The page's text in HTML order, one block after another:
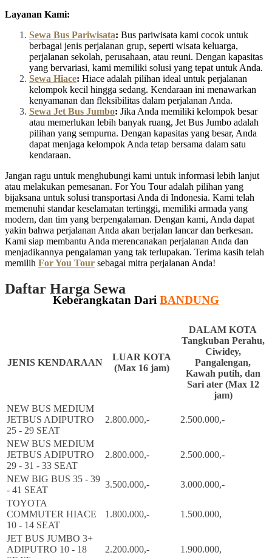
Layanan Kami:
Sewa Bus Pariwisata: Bus pariwisata kami cocok untuk
berbagai jenis perjalanan grup, seperti wisata keluarga,
perjalanan sekolah, perusahaan, atau reuni. Dengan kapasitas
yang bervariasi, kami memiliki solusi yang tepat untuk Anda.
Sewa Hiace: Hiace adalah pilihan ideal untuk perjalanan
kelompok kecil hingga sedang. Kendaraan ini menawarkan
kenyamanan dan fleksibilitas dalam perjalanan Anda.
Sewa Jet Bus Jumbo: Jika Anda memiliki kelompok besar
atau memerlukan lebih banyak ruang, Jet Bus Jumbo adalah
pilihan yang sempurna. Dengan kapasitas yang besar, Anda
dapat menjaga kelompok Anda tetap bersama dalam satu
kendaraan.
Jangan ragu untuk menghubungi kami untuk informasi lebih lanjut
atau melakukan pemesanan. For You Tour adalah pilihan yang
bijaksana untuk solusi transportasi Anda di Indonesia. Kami telah
memenuhi standar keselamatan tertinggi, memiliki armada yang
modern, dan tim yang berpengalaman. Dengan kami, Anda dapat
yakin bahwa perjalanan Anda akan berjalan lancar dan berkesan.
Kami siap membantu Anda merencanakan perjalanan Anda dan
menjadikannya pengalaman yang tak terlupakan. Terima kasih telah
memilih For You Tour sebagai mitra perjalanan Anda!
Daftar Harga Sewa
Keberangkatan Dari BANDUNG
JENIS KENDARAAN
LUAR KOTA
(Max 16 jam)
DALAM KOTA
Tangkuban Perahu,
Ciwidey,
Pangalengan,
Kawah putih, dan
Sari ater (Max 12
jam)
NEW BUS MEDIUM
JETBUS ADIPUTRO
25 - 29 SEAT
2.800.000,- 2.500.000,-
NEW BUS MEDIUM
JETBUS ADIPUTRO
29 - 31 - 33 SEAT
2.800.000,- 2.500.000,-
NEW BIG BUS 35 - 39
- 41 SEAT
3.500.000,-
3.000.000,-
TOYOTA
COMMUTER HIACE
10 - 14 SEAT
1.800.000,- 1.500.000,
JET BUS JUMBO 3+
ADIPUTRO 10 - 18
2.200.000,- 1.900.000,